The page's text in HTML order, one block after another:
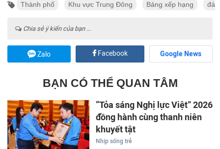
Thành phố Khu vực Trung Đông Bảng xếp hạng
Chia sẻ ý kiến của bạn ...
Zalo Facebook Google News
BẠN CÓ THỂ QUAN TÂM
“Tỏa sáng Nghị lực Việt” 2026
đồng hành cùng thanh niên
khuyết tật
Nhịp sống trẻ